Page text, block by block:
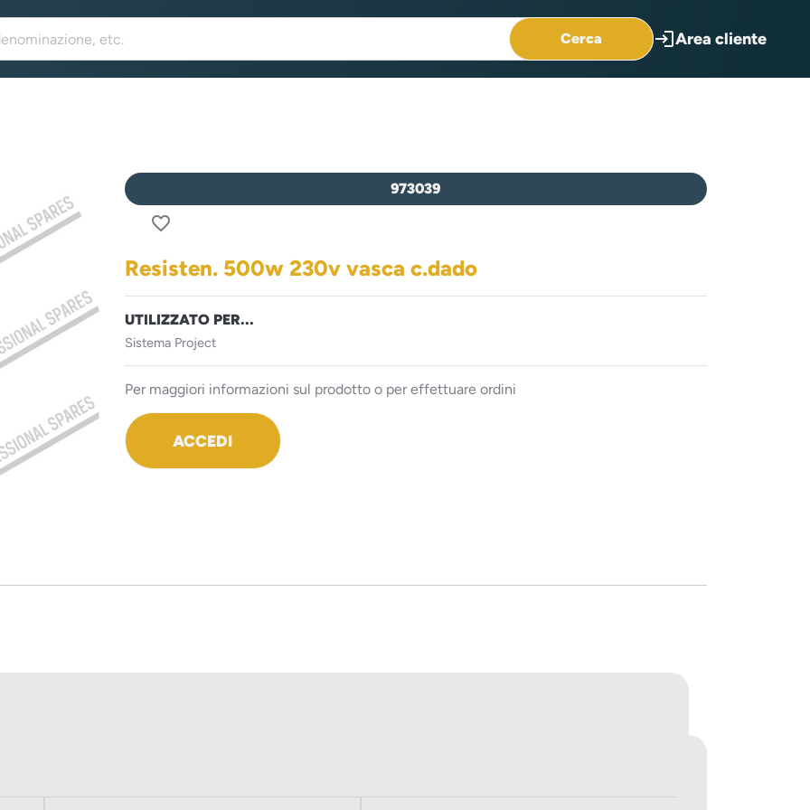
Cerca loginArea cliente
973039
favorite_border
Resisten. 500w 230v vasca c.dado
UTILIZZATO PER...
Sistema Project
Per maggiori informazioni sul prodotto o per effettuare ordini
ACCEDI